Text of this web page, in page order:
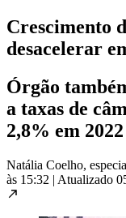
Crescimento
desacelerar
Órgão
a taxas de
2,8% em
Natália Coelho,
às 15:32 | Atualizado